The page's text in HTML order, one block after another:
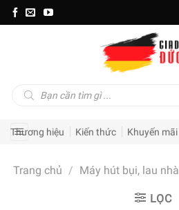
Skip
to
kiếm
Thương hiệu Kiến thức Khuyến mãi
Trang chủ / Máy hút bụi, lau nhà
LỌC